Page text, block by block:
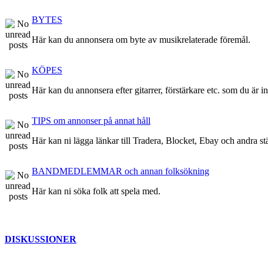
BYTES
Här kan du annonsera om byte av musikrelaterade föremål.
KÖPES
Här kan du annonsera efter gitarrer, förstärkare etc. som du är
TIPS om annonser på annat håll
Här kan ni lägga länkar till Tradera, Blocket, Ebay och andra
BANDMEDLEMMAR och annan folksökning
Här kan ni söka folk att spela med.
DISKUSSIONER